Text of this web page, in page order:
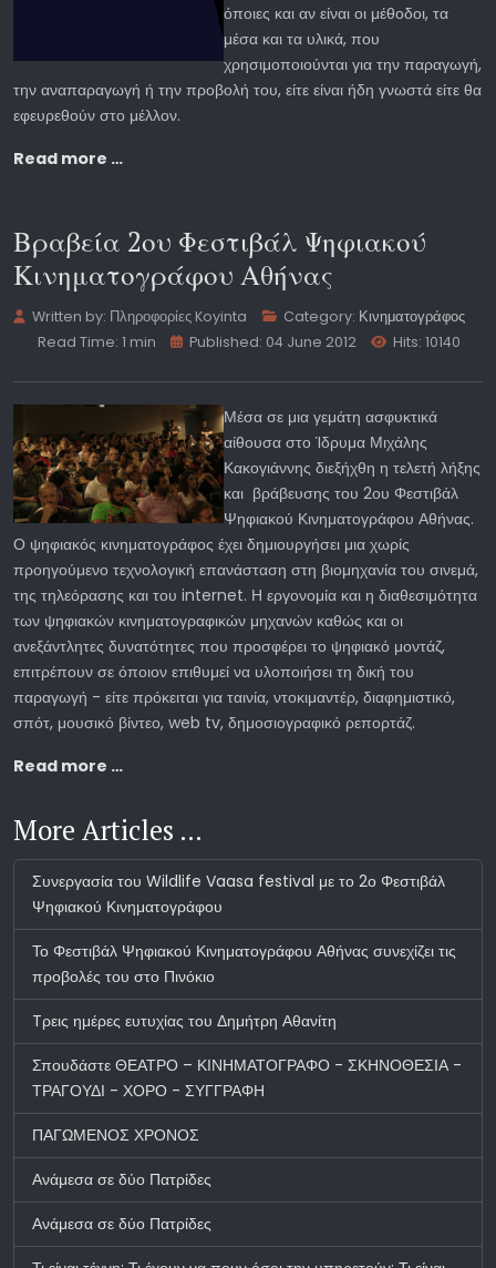
όποιες και αν είναι οι μέθοδοι, τα
μέσα και τα υλικά, που
χρησιμοποιούνται για την παραγωγή,
την αναπαραγωγή ή την προβολή του, είτε είναι ήδη γνωστά είτε θα
εφευρεθούν στο μέλλον.
Read more …
Βραβεία 2ου Φεστιβάλ Ψηφιακού
Κινηματογράφου Αθήνας
Written by: Πληροφορίες Koyinta Category: Κινηματογράφος
Read Time: 1 min
Published: 04 June 2012 Hits: 10140
Μέσα σε μια γεμάτη ασφυκτικά
αίθουσα στο Ίδρυμα Μιχάλης
Κακογιάννης διεξήχθη η τελετή λήξης
και βράβευσης του 2ου Φεστιβάλ
Ψηφιακού Κινηματογράφου Αθήνας.
Ο ψηφιακός κινηματογράφος έχει δημιουργήσει μια χωρίς
προηγούμενο τεχνολογική επανάσταση στη βιομηχανία του σινεμά,
της τηλεόρασης και του internet. Η εργονομία και η διαθεσιμότητα
των ψηφιακών κινηματογραφικών μηχανών καθώς και οι
ανεξάντλητες δυνατότητες που προσφέρει το ψηφιακό μοντάζ,
επιτρέπουν σε όποιον επιθυμεί να υλοποιήσει τη δική του
παραγωγή - είτε πρόκειται για ταινία, ντοκιμαντέρ, διαφημιστικό,
σπότ, μουσικό βίντεο, web tv, δημοσιογραφικό ρεπορτάζ.
Read more …
More Articles …
Συνεργασία του Wildlife Vaasa festival με το 2ο Φεστιβάλ
Ψηφιακού Κινηματογράφου
Το Φεστιβάλ Ψηφιακού Κινηματογράφου Αθήνας συνεχίζει τις
προβολές του στο Πινόκιο
Tρεις ημέρες ευτυχίας του Δημήτρη Αθανίτη
Σπουδάστε ΘΕΑΤΡΟ – ΚΙΝΗΜΑΤΟΓΡΑΦΟ - ΣΚΗΝΟΘΕΣΙΑ -
ΤΡΑΓΟΥΔΙ - ΧΟΡΟ - ΣΥΓΓΡΑΦΗ
ΠΑΓΩΜΕΝΟΣ ΧΡΟΝΟΣ
Ανάμεσα σε δύο Πατρίδες
Ανάμεσα σε δύο Πατρίδες